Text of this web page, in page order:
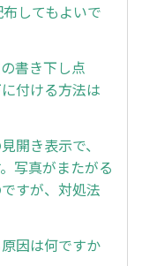
してもよいで
書き下し点
付ける方法は
開き表示で、
写真がまたがる
すが、対処法
因は何ですか